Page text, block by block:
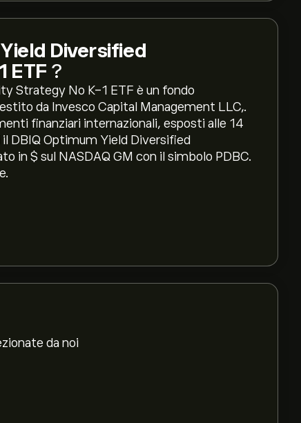
Diversified
ETF ?
Strategy No K-1 ETF è un fondo
da Invesco Capital Management LLC,.
finanziari internazionali, esposti alle 14
DBIQ Optimum Yield Diversified
in $ sul NASDAQ GM con il simbolo PDBC.
da noi